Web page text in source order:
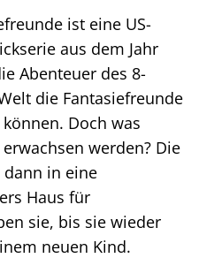
ist eine US-
aus dem Jahr
Abenteuer des 8-
die Fantasiefreunde
Doch was
werden? Die
dann in eine
Haus für
sie, bis sie wieder
neuen Kind.